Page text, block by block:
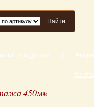
Найти
продукции
450мм